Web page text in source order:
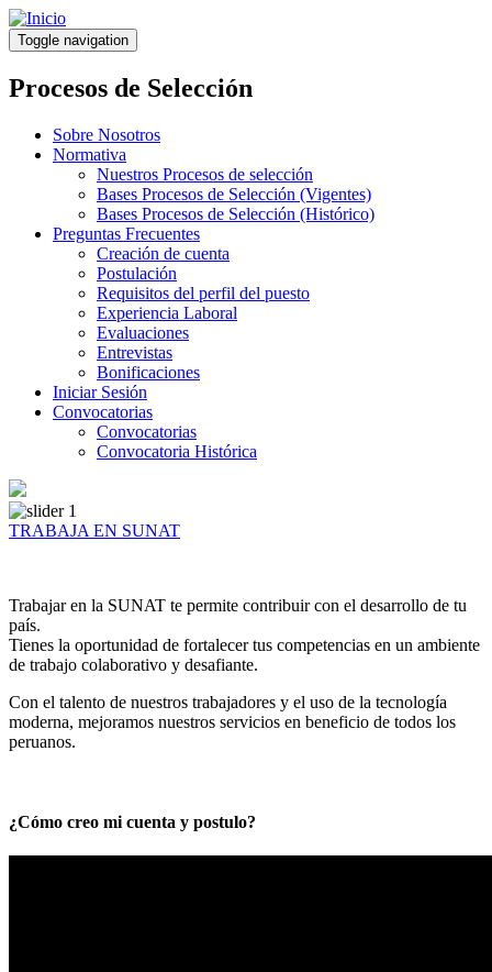
Pasar
al
contenido
principal
Toggle navigation
Procesos de Selección
Sobre Nosotros
Normativa
Nuestros Procesos de selección
Bases Procesos de Selección (Vigentes)
Bases Procesos de Selección (Histórico)
Preguntas Frecuentes
Creación de cuenta
Postulación
Requisitos del perfil del puesto
Experiencia Laboral
Evaluaciones
Entrevistas
Bonificaciones
Iniciar Sesión
Convocatorias
Convocatorias
Convocatoria Histórica
TRABAJA EN SUNAT
Trabajar en la SUNAT te permite contribuir con el desarrollo de tu
país.
Tienes la oportunidad de fortalecer tus competencias en un ambiente
de trabajo colaborativo y desafiante.
Con el talento de nuestros trabajadores y el uso de la tecnología
moderna, mejoramos nuestros servicios en beneficio de todos los
peruanos.
¿Cómo creo mi cuenta y postulo?